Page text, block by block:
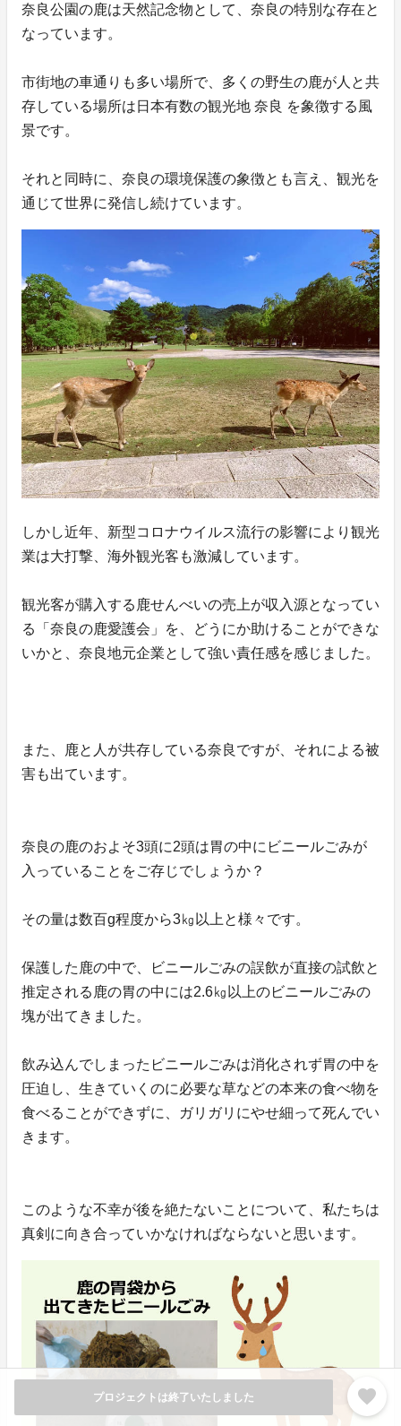
プロジェクトは終了いたしました favorite
奈良公園の鹿は天然記念物として、奈良の特別な存在と
なっています。
市街地の車通りも多い場所で、多くの野生の鹿が人と共
存している場所は日本有数の観光地 奈良 を象徴する風
景です。
それと同時に、奈良の環境保護の象徴とも言え、観光を
通じて世界に発信し続けています。
しかし近年、新型コロナウイルス流行の影響により観光
業は大打撃、海外観光客も激減しています。
観光客が購入する鹿せんべいの売上が収入源となってい
る「奈良の鹿愛護会」を、どうにか助けることができな
いかと、奈良地元企業として強い責任感を感じました。
また、鹿と人が共存している奈良ですが、それによる被
害も出ています。
奈良の鹿のおよそ3頭に2頭は胃の中にビニールごみが
入っていることをご存じでしょうか？
その量は数百g程度から3㎏以上と様々です。
保護した鹿の中で、ビニールごみの誤飲が直接の試飲と
推定される鹿の胃の中には2.6㎏以上のビニールごみの
塊が出てきました。
飲み込んでしまったビニールごみは消化されず胃の中を
圧迫し、生きていくのに必要な草などの本来の食べ物を
食べることができずに、ガリガリにやせ細って死んでい
きます。
このような不幸が後を絶たないことについて、私たちは
真剣に向き合っていかなければならないと思います。